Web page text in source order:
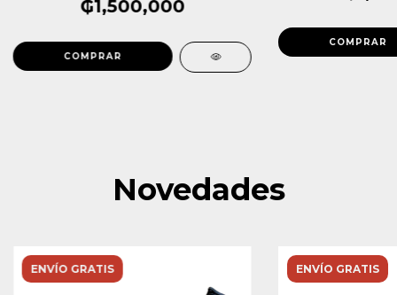
₲1,500,000
Novedades
ENVÍO GRATIS ENVÍO GRATIS